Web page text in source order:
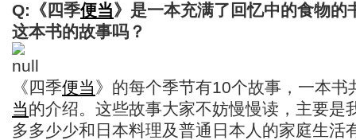
Q:《四季便当》是一本充满了回忆中的食物的
这本书的故事吗？
《四季便当》的每个季节有10个故事，一本书
当的介绍。这些故事大家不妨慢慢读，主要是
多多少少和日本料理及普通日本人的家庭生活